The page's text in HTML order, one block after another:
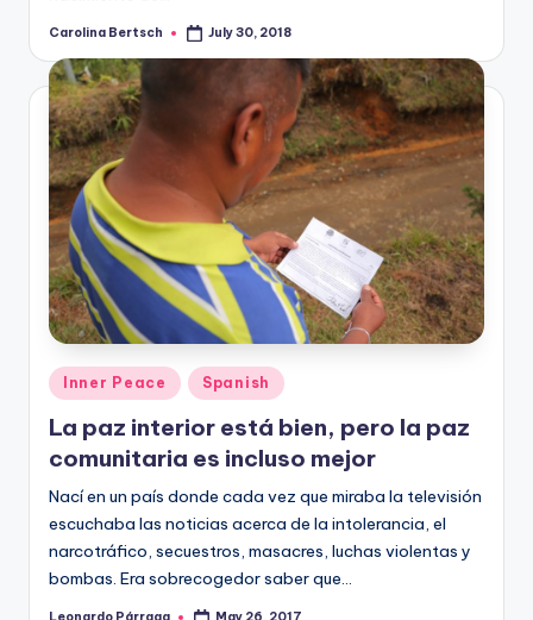
Posted
Carolina Bertsch July 30, 2018
Posted
in
Inner Peace Spanish
La paz interior está bien, pero la paz
comunitaria es incluso mejor
Nací en un país donde cada vez que miraba la televisión
escuchaba las noticias acerca de la intolerancia, el
narcotráfico, secuestros, masacres, luchas violentas y
bombas. Era sobrecogedor saber que…
Leonardo Párraga